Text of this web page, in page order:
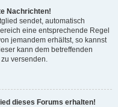
Nachrichten!
sendet, automatisch
eine entsprechende Regel
jemandem erhältst, so kannst
kann dem betreffenden
versenden.
dieses Forums erhalten!